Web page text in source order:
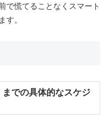
で慌てることなくスマート
す。
での具体的なスケジ